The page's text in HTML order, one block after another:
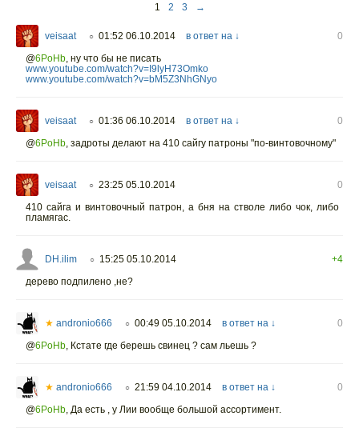
1 2 3 →
veisaat ○ 01:52 06.10.2014 в ответ на ↓
0
@6PoHb ну что бы не писать
www.youtube.com/watch?v=I9lyH73Omko
www.youtube.com/watch?v=bM5Z3NhGNyo
veisaat ○ 01:36 06.10.2014 в ответ на ↓
0
@6PoHb задроты делают на 410 сайгу патроны "по-винтовочному"
veisaat ○ 23:25 05.10.2014
0
410 сайга и винтовочный патрон, а бня на стволе либо чок, либо
пламягас.
DH.ilim ○ 15:25 05.10.2014
+4
дерево подпилено ,не?
★ andronio666 ○ 00:49 05.10.2014 в ответ на ↓
0
@6PoHb Кстате где берешь свинец ? сам льешь ?
★ andronio666 ○ 21:59 04.10.2014 в ответ на ↓
0
@6PoHb Да есть , у Лии вообще большой ассортимент.